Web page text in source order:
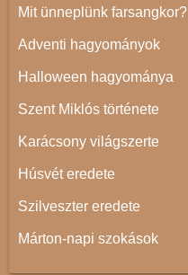
Mit ünneplünk farsangkor?
Adventi hagyományok
Halloween hagyománya
Szent Miklós története
Karácsony világszerte
Húsvét eredete
Szilveszter eredete
Márton-napi szokások